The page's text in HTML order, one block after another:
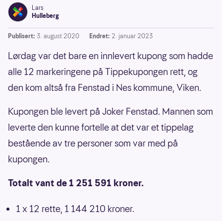
Lars
Hulleberg
Publisert: 3. august 2020 Endret: 2. januar 2023
Lørdag var det bare en innlevert kupong som hadde
alle 12 markeringene på Tippekupongen rett, og
den kom altså fra Fenstad i Nes kommune, Viken.
Kupongen ble levert på Joker Fenstad. Mannen som
leverte den kunne fortelle at det var et tippelag
bestående av tre personer som var med på
kupongen.
Totalt vant de 1 251 591 kroner.
1 x 12 rette, 1 144 210 kroner.